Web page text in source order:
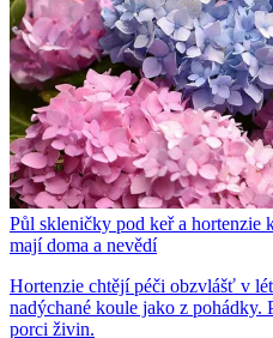
Půl skleničky pod keř a hortenzie
mají doma a nevědí
Hortenzie chtějí péči obzvlášť v
nadýchané koule jako z pohádky.
porci živin.